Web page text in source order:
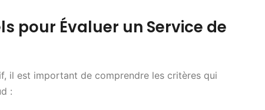
pour Évaluer un Service de
il est important de comprendre les critères qui
: